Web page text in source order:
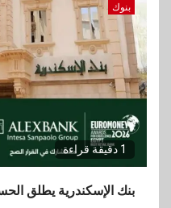
بنوك
1 دقيقة قراءة
بنك الإسكندرية يطلق